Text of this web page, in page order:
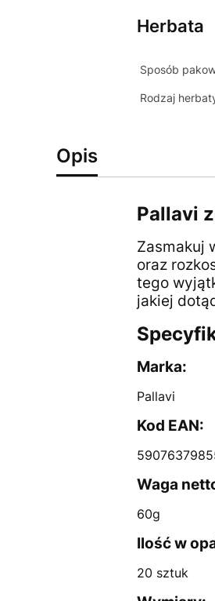
Herbata
Sposób
Rodzaj
Opis
Pallavi
Zasmakuj
oraz
tego
jakiej
Marka:
Pallavi
Kod EAN:
Waga
60g
Ilość w
20 sztuk